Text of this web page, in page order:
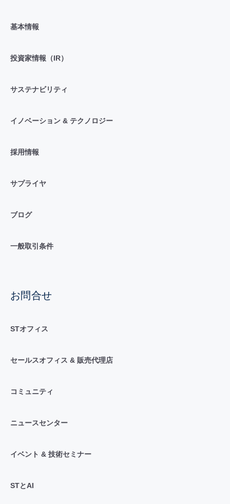
基本情報
投資家情報（IR）
サステナビリティ
イノベーション & テクノロジー
採用情報
サプライヤ
ブログ
一般取引条件
お問合せ
STオフィス
セールスオフィス & 販売代理店
コミュニティ
ニュースセンター
イベント & 技術セミナー
STとAI